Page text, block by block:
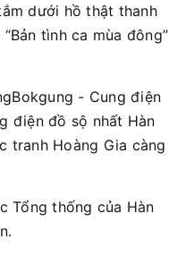
dưới hồ thật thanh
tình ca mùa đông”
- Cung điện
điện đồ sộ nhất Hàn
tranh Hoàng Gia càng
Tổng thống của Hàn